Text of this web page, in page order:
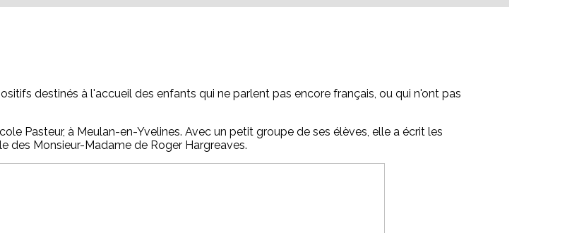
destinés à l'accueil des enfants qui ne parlent pas encore français, ou qui n'ont pas
Pasteur, à Meulan-en-Yvelines. Avec un petit groupe de ses élèves, elle a écrit les
des Monsieur-Madame de Roger Hargreaves.